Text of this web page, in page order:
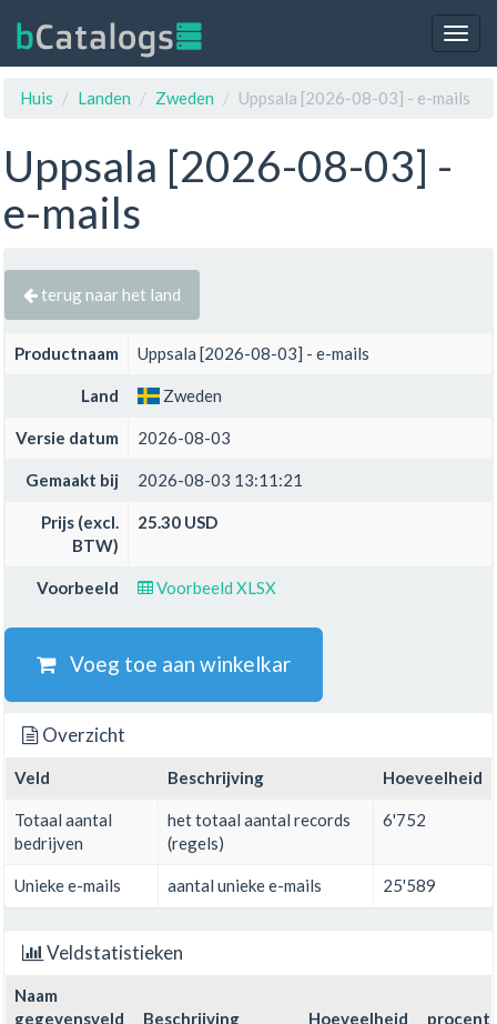
Huis
Landen Zweden Uppsala [2026-08-03] - e-mails
Uppsala [2026-08-03] -
e-mails
terug naar het land
Productnaam Uppsala [2026-08-03] - e-mails
Land Zweden
Versie datum 2026-08-03
Gemaakt bij 2026-08-03 13:11:21
Prijs (excl.
BTW)
25.30 USD
Voorbeeld Voorbeeld XLSX
Voeg toe aan winkelkar
Overzicht
Veld Beschrijving Hoeveelheid
Totaal aantal
bedrijven
het totaal aantal records
(regels)
6'752
Unieke e-mails aantal unieke e-mails 25'589
Veldstatistieken
Naam
gegevensveld
Beschrijving Hoeveelheid procent